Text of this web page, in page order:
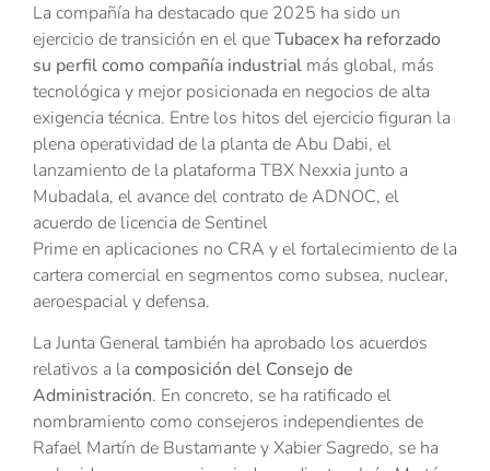
La compañía ha destacado que 2025 ha sido un
ejercicio de transición en el queTubacex ha reforzado
su perfil como compañía industrial más global, más
tecnológica y mejor posicionada en negocios de alta
exigencia técnica. Entre los hitos del ejercicio figuran la
plena operatividad de la planta de Abu Dabi, el
lanzamiento de la plataforma TBX Nexxia junto a
Mubadala, el avance del contrato de ADNOC, el
acuerdo de licencia de Sentinel
Prime en aplicaciones no CRA y el fortalecimiento de la
cartera comercial en segmentos como subsea, nuclear,
aeroespacial y defensa.
La Junta General también ha aprobado los acuerdos
relativos a la composición del Consejo de
Administración. En concreto, se ha ratificado el
nombramiento como consejeros independientes de
Rafael Martín de Bustamante y Xabier Sagredo, se ha